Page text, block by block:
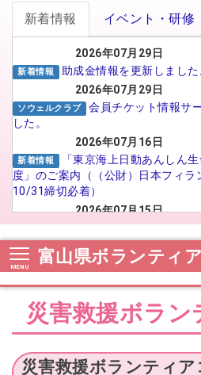
新着情報 イベント・研修
2026年07月29日
新着情報
助成金情報を更新しました
2026年07月29日
ソウェルクラブ
会員チケット情報サ
した。
2026年07月16日
新着情報
「東京海上日動あんしん
度」のご案内（（公財）日本フィラ
10/31締切必着）
2026年07月15日
がんばる介護職員
ジアップ動画広告のSNS広告配信プ
施について
TOYAMA 2026に参加される法人の
2026年07月14日
2026年07月10日
富山県ボランティ
災害救援ボラン
災害救援ボランティ